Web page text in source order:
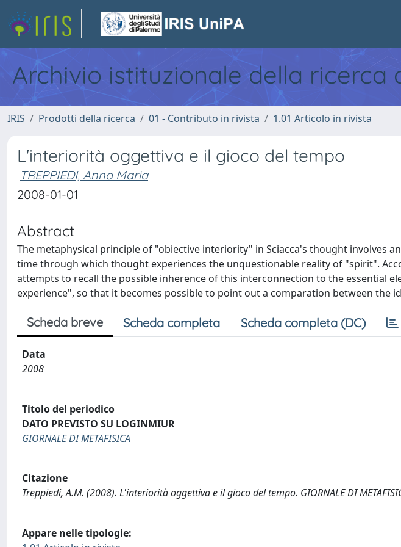
Archivio istituzionale della ricerca
IRIS Prodotti della ricerca 01 - Contributo in rivista 1.01 Articolo in rivista
L'interiorità oggettiva e il gioco del tempo
TREPPIEDI, Anna Maria
2008-01-01
Abstract
The metaphysical principle of "obiective interiority" in Sciacca's thought involves
time through which thought experiences the unquestionable reality of "spirit".
attempts to recall the possible inherence of this interconnection to the essential
experience", so that it becomes possible to point out a comparation between the
Scheda breve Scheda completa Scheda completa (DC)
Data
2008
Titolo del periodico
DATO PREVISTO SU LOGINMIUR
GIORNALE DI METAFISICA
Citazione
Treppiedi, A.M. (2008). L'interiorità oggettiva e il gioco del tempo. GIORNALE DI
Appare nelle tipologie: